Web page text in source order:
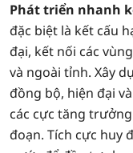
Phát triển nhanh
đặc biệt là kết cấu
đại, kết nối các
và ngoài tỉnh. Xây
đồng bộ, hiện đại
các cực tăng
đoạn. Tích cực huy